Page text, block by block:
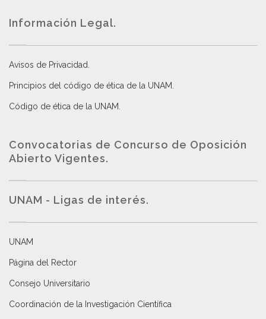
Información Legal.
Avisos de Privacidad
Principios del código de ética de la UNAM
Código de ética de la UNAM
Convocatorias de Concurso de Oposición
Abierto Vigentes.
UNAM - Ligas de interés.
UNAM
Página del Rector
Consejo Universitario
Coordinación de la Investigación Científica